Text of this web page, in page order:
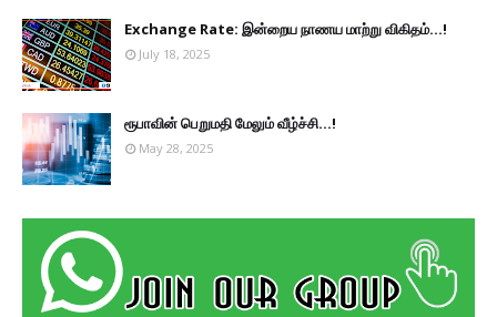
Exchange Rate: இன்றைய நாணய மாற்று விகிதம்...!
July 18, 2025
ரூபாவின் பெறுமதி மேலும் வீழ்ச்சி...!
May 28, 2025